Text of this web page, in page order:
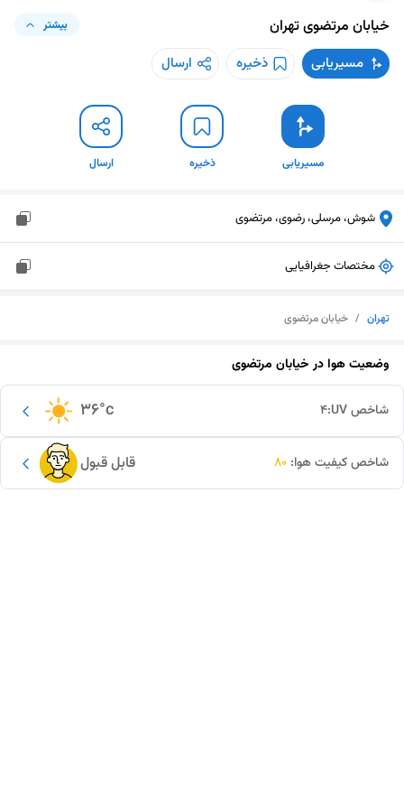
خیابان مرتضویتهران بیشتر
مسیریابی ذخیره ارسال
مسیریابی ذخیره ارسال
شوش، مرسلی، رضوی، مرتضوی
مختصات جغرافیایی
تهران / خیابان مرتضوی
وضعیت هوا درخیابان مرتضوی
36°c شاخص UV: 4
قابل قبول شاخص کیفیت هوا: 80